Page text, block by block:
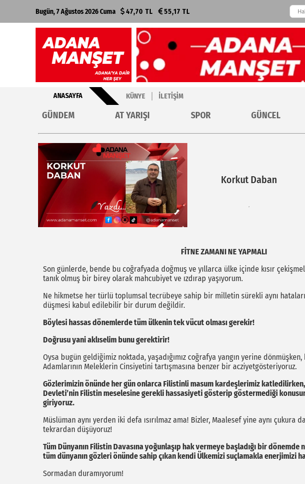
Bugün, 7 Ağustos 2026 Cuma 47,70 TL 55,17 TL
ANASAYFA KÜNYE İLETIŞIM
GÜNDEM AT YARIŞI SPOR GÜNCEL
Korkut Daban
FİTNE ZAMANI NE YAPMALI
Son günlerde, bende bu coğrafyada doğmuş ve yıllarca ülke içinde kısır
tanık olmuş bir birey olarak mahcubiyet ve ızdırap yaşıyorum.
Ne hikmetse her türlü toplumsal tecrübeye sahip bir milletin sürekli aynı
düşmesi kabul edilebilir bir durum değildir.
Böylesi hassas dönemlerde tüm ülkenin tek vücut olması gerekir!
Doğrusu yani aklıselim bunu gerektirir!
Oysa bugün geldiğimiz noktada, yaşadığımız coğrafya yangın yerine
Adamlarının Meleklerin Cinsiyetini tartışmasına benzer bir acziyetgösteriyoruz.
Gözlerimizin önünde her gün onlarca Filistinli masum kardeşlerimiz
Devleti’nin Filistin meselesine gerekli hassasiyeti gösterip göstermediği
giriyoruz.
Müslüman aynı yerden iki defa ısırılmaz ama! Bizler, Maalesef yine aynı çukura
tekrardan düşüyoruz!
Tüm Dünyanın Filistin Davasına yoğunlaşıp hak vermeye başladığı bir
tüm dünyanın gözleri önünde sahip çıkan kendi Ülkemizi suçlamakla enerjimizi
Sormadan duramıyorum!